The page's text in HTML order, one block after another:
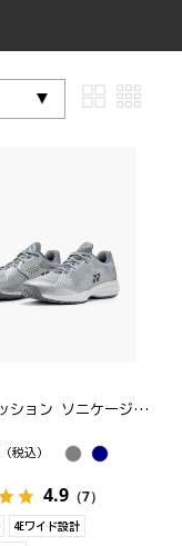
パワークッション ソニケージ ワイド AC
（税込）
4.9（7）
4Eワイド設計